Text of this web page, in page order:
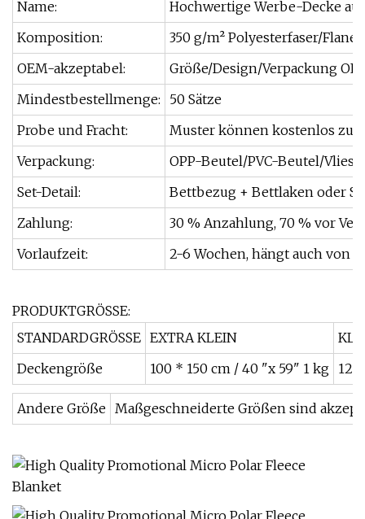
Name:
Hochwertige Werbe-Decke
Komposition:
350 g/m² Polyesterfaser/Flanell
OEM-akzeptabel:
Größe/Design/Verpackung
Mindestbestellmenge:
50 Sätze
Probe und Fracht:
Muster können kostenlos zur
Verpackung:
OPP-Beutel/PVC-Beutel/
Set-Detail:
Bettbezug + Bettlaken oder
Zahlung:
30 % Anzahlung, 70 % vor
Vorlaufzeit:
2-6 Wochen, hängt auch von
PRODUKTGRÖSSE:
STANDARDGRÖSSE EXTRA KLEIN
Deckengröße
100 * 150 cm / 40 "x 59" 1 kg
Andere Größe Maßgeschneiderte Größen sind